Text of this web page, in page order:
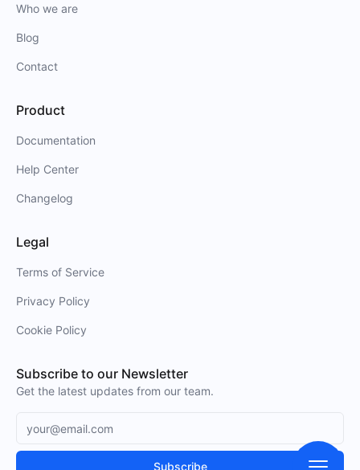
Who we are
Blog
Contact
Product
Documentation
Help Center
Changelog
Legal
Terms of Service
Privacy Policy
Cookie Policy
Subscribe to our Newsletter
Get the latest updates from our team.
Subscribe